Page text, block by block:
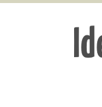
Pasar al contenido principal
Jump to main content